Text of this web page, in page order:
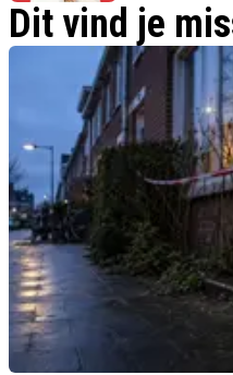
Dit vind je